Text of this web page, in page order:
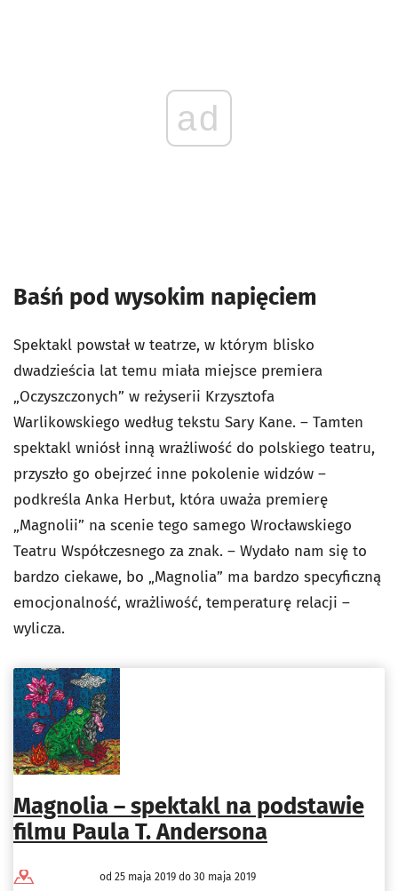
ad
Baśń pod wysokim napięciem
Spektakl powstał w teatrze, w którym blisko
dwadzieścia lat temu miała miejsce premiera
„Oczyszczonych” w reżyserii Krzysztofa
Warlikowskiego według tekstu Sary Kane. – Tamten
spektakl wniósł inną wrażliwość do polskiego teatru,
przyszło go obejrzeć inne pokolenie widzów –
podkreśla Anka Herbut, która uważa premierę
„Magnolii” na scenie tego samego Wrocławskiego
Teatru Współczesnego za znak. – Wydało nam się to
bardzo ciekawe, bo „Magnolia” ma bardzo specyficzną
emocjonalność, wrażliwość, temperaturę relacji –
wylicza.
Magnolia – spektakl na podstawie
filmu Paula T. Andersona
od 25 maja 2019 do 30 maja 2019